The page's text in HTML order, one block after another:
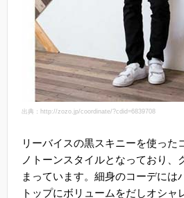
出典：http://zozo.jp/coordinate/?cdid=6839708
リーバイスの黒スキニーを使った
ノトーンスタイルとなっており、
まっています。細身のコーデには
トップにボリュームをだしオシャ